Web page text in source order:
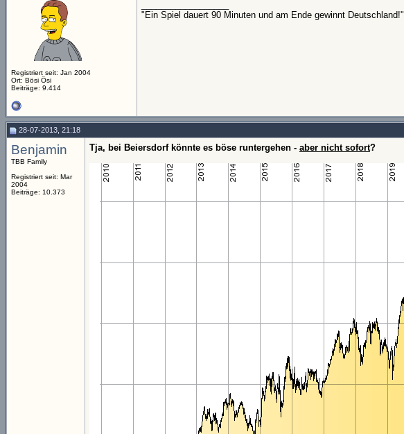
Registriert seit: Jan 2004
Ort: Bösi Ösi
Beiträge: 9.414
"Ein Spiel dauert 90 Minuten und am Ende gewinnt Deutschland!"
28-07-2013, 21:18
Benjamin
TBB Family
Registriert seit: Mar
2004
Beiträge: 10.373
Tja, bei Beiersdorf könnte es böse runtergehen - aber nicht sofort?